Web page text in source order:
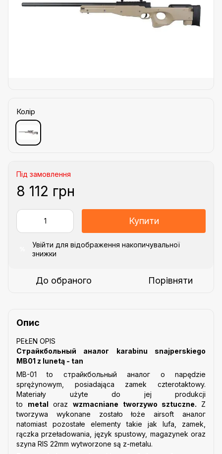
Колір
Під замовлення
8 112 грн
Купити
Увійти для відображення накопичувальної
знижки
До обраного Порівняти
Опис
PEŁEN OPIS
Страйкбольный аналог karabinu snajperskiego
MB01 z lunetą - tan
MB-01 to cтрайкбольный аналог o napędzie
sprężynowym, posiadająca zamek czterotaktowy.
Materiały użyte do jej produkcji
to
metal oraz wzmacniane tworzywo sztuczne. Z
tworzywa wykonane zostało łoże airsoft аналог
natomiast pozostałe elementy takie jak lufa, zamek,
rączka przeładowania, język spustowy, magazynek oraz
szyna RIS 22mm wytworzone są z-metalu.